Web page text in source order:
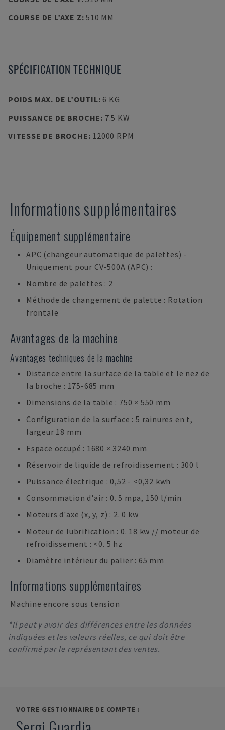
COURSE DE L’AXE Z:510 MM
SPÉCIFICATION TECHNIQUE
POIDS MAX. DE L’OUTIL: 6 KG
PUISSANCE DE BROCHE: 7.5 KW
VITESSE DE BROCHE: 12000 RPM
Informations supplémentaires
Équipement supplémentaire
APC (changeur automatique de palettes) -
Uniquement pour CV-500A (APC) :
Nombre de palettes : 2
Méthode de changement de palette : Rotation
frontale
Avantages de la machine
Avantages techniques de la machine
Distance entre la surface de la table et le nez de
la broche : 175-685 mm
Dimensions de la table : 750 × 550 mm
Configuration de la surface : 5 rainures en t,
largeur 18 mm
Espace occupé : 1680 × 3240 mm
Réservoir de liquide de refroidissement : 300 l
Puissance électrique : 0,52 - <0,32 kwh
Consommation d'air : 0. 5 mpa, 150 l/min
Moteurs d'axe (x, y, z) : 2. 0 kw
Moteur de lubrification : 0. 18 kw // moteur de
refroidissement : <0. 5 hz
Diamètre intérieur du palier : 65 mm
Informations supplémentaires
Machine encore sous tension
*Il peut y avoir des différences entre les données
indiquées et les valeurs réelles, ce qui doit être
confirmé par le représentant des ventes.
VOTRE GESTIONNAIRE DE COMPTE :